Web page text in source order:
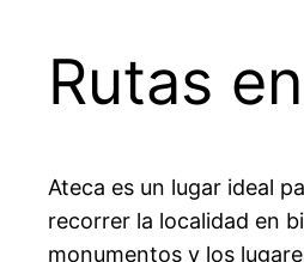
Rutas
Ateca es un lugar ideal
recorrer la localidad en
monumentos y los